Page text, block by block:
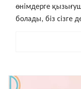
өнімдерге
болады, біз сізге